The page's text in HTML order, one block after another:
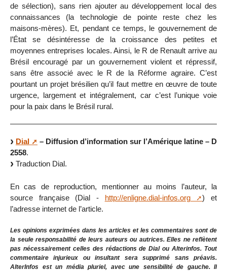
de sélection), sans rien ajouter au développement local des
connaissances (la technologie de pointe reste chez les
maisons-mères). Et, pendant ce temps, le gouvernement de
l’État se désintéresse de la croissance des petites et
moyennes entreprises locales. Ainsi, le R de Renault arrive au
Brésil encouragé par un gouvernement violent et répressif,
sans être associé avec le R de la Réforme agraire. C’est
pourtant un projet brésilien qu’il faut mettre en œuvre de toute
urgence, largement et intégralement, car c’est l’unique voie
pour la paix dans le Brésil rural.
Dial
– Diffusion d’information sur l’Amérique latine – D
2558.
Traduction Dial.
En cas de reproduction, mentionner au moins l’auteur, la
source française (Dial - http://enligne.dial-infos.org
) et
l’adresse internet de l’article.
Les opinions exprimées dans les articles et les commentaires sont de
la seule responsabilité de leurs auteurs ou autrices. Elles ne reflètent
pas nécessairement celles des rédactions de Dial ou Alterinfos. Tout
commentaire injurieux ou insultant sera supprimé sans préavis.
AlterInfos est un média pluriel, avec une sensibilité de gauche. Il